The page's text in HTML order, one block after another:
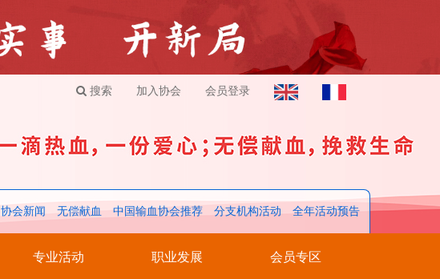
搜索 加入协会 会员登录
协会新闻 无偿献血 中国输血协会推荐 分支机构活动 全年活动预告
专业活动 职业发展 会员专区